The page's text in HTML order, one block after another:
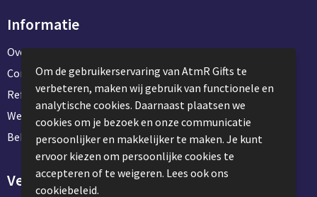
Informatie
Over ons
Contact en klantenservice
Referentie projecten
Werken & stage bij AtmR Gifts
Bekijk kantoorbenodigdheden
Veilig winkelen
Om de gebruikerservaring van AtmR Gifts te
verbeteren, maken wij gebruik van functionele en
analytische cookies. Daarnaast plaatsen we
cookies om je bezoek en onze communicatie
persoonlijker en makkelijker te maken. Je kunt
ervoor kiezen om persoonlijke cookies te
accepteren of te weigeren. Lees ook ons
cookiebeleid.